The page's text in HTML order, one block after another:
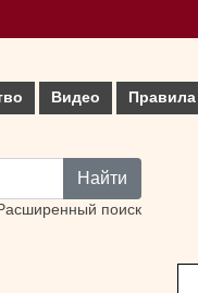
Видео Правила
Найти
поиск